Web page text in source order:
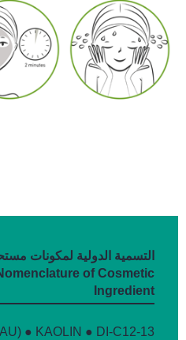
التسمية الدولية لمكونات
of Cosmetic
Ingredient
● KAOLIN ● DI-C12-13